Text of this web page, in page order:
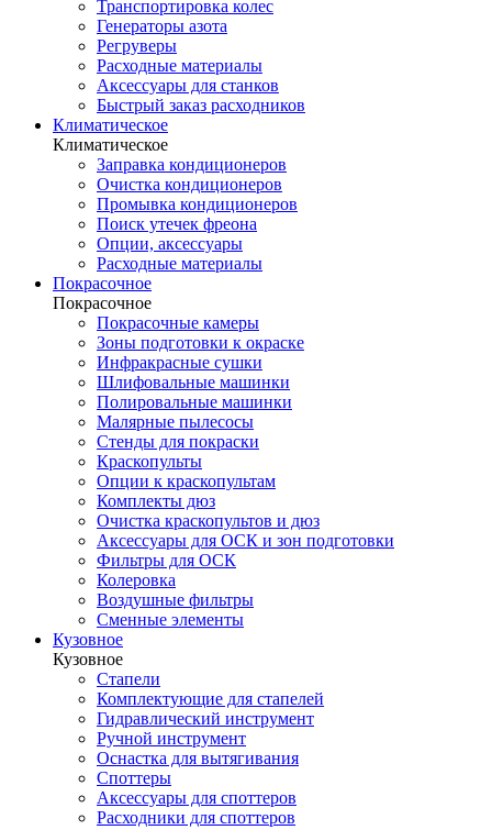
Транспортировка колес
Генераторы азота
Регруверы
Расходные материалы
Аксессуары для станков
Быстрый заказ расходников
Климатическое
Климатическое
Заправка кондиционеров
Очистка кондиционеров
Промывка кондиционеров
Поиск утечек фреона
Опции, аксессуары
Расходные материалы
Покрасочное
Покрасочное
Покрасочные камеры
Зоны подготовки к окраске
Инфракрасные сушки
Шлифовальные машинки
Полировальные машинки
Малярные пылесосы
Стенды для покраски
Краскопульты
Опции к краскопультам
Комплекты дюз
Очистка краскопультов и дюз
Аксессуары для ОСК и зон подготовки
Фильтры для ОСК
Колеровка
Воздушные фильтры
Сменные элементы
Кузовное
Кузовное
Стапели
Комплектующие для стапелей
Гидравлический инструмент
Ручной инструмент
Оснастка для вытягивания
Споттеры
Аксессуары для споттеров
Расходники для споттеров